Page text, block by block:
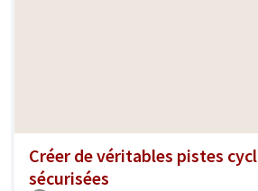
Créer de véritables pistes
sécurisées